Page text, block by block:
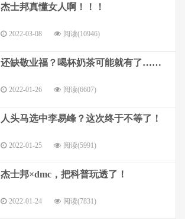
杰士邦真懂女人啊！！！
2022-03-08 阅读(10946)
还缺敬业福？喝杯奶茶可能就有了……
2022-01-26 阅读(6607)
人头马选中李易峰？这次终于不等了！
2022-01-25 阅读(5991)
杰士邦×dmc，把科普玩透了！
2022-01-24 阅读(7831)